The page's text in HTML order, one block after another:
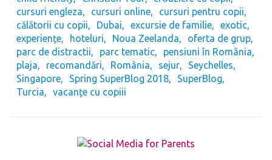
cursuri engleza
cursuri online
cursuri pentru copii
călătorii cu copii
Dubai excursie de familie
exotic
experiențe
hoteluri Noua Zeelanda
oferta de grup
parc de distractii
parc tematic
pensiuni în România
plaja
recomandări România sejur
Seychelles
Singapore
Spring SuperBlog 2018
SuperBlog
Turcia
vacanțe cu copiii